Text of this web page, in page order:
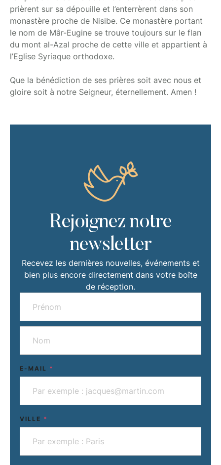
prièrent sur sa dépouille et l’enterrèrent dans son
monastère proche de Nisibe. Ce monastère portant
le nom de Mâr-Eugine se trouve toujours sur le flan
du mont al-Azal proche de cette ville et appartient à
l’Eglise Syriaque orthodoxe.
Que la bénédiction de ses prières soit avec nous et
gloire soit à notre Seigneur, éternellement. Amen !
Rejoignez notre
newsletter
Recevez les dernières nouvelles, événements et
bien plus encore directement dans votre boîte
de réception.
E-MAIL *
VILLE *